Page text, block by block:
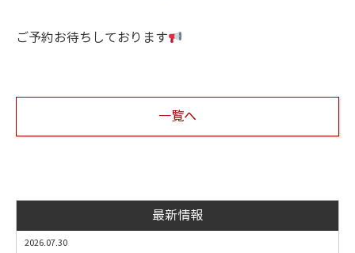
ご予約お待ちしております
一覧へ
最新情報
2026.07.30